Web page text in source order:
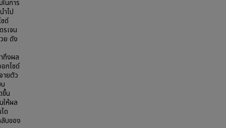
นการ
ำไป
ด์
รเจน
ย ดัง
ถึงผล
กไซด์
ยตัว
ขึ้น
ให้ผล
ด
บของ